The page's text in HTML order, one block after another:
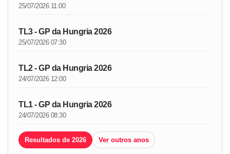
25/07/2026 11:00
TL3 - GP da Hungria 2026
25/07/2026 07:30
TL2 - GP da Hungria 2026
24/07/2026 12:00
TL1 - GP da Hungria 2026
24/07/2026 08:30
Resultados de 2026 Ver outros anos